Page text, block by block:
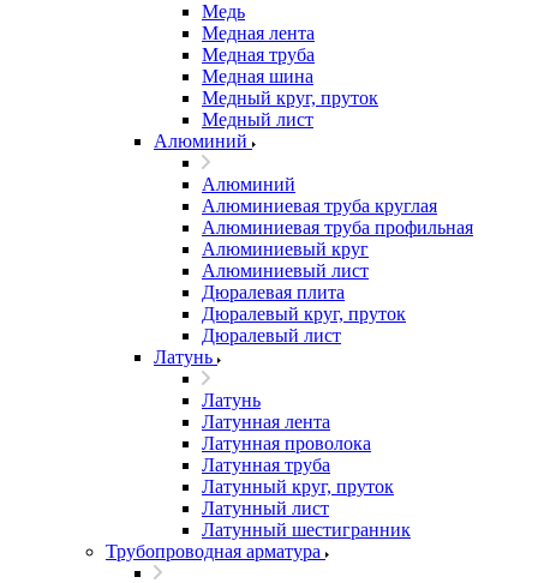
Медь
Медная лента
Медная труба
Медная шина
Медный круг, пруток
Медный лист
Алюминий
Алюминий
Алюминиевая труба круглая
Алюминиевая труба профильная
Алюминиевый круг
Алюминиевый лист
Дюралевая плита
Дюралевый круг, пруток
Дюралевый лист
Латунь
Латунь
Латунная лента
Латунная проволока
Латунная труба
Латунный круг, пруток
Латунный лист
Латунный шестигранник
Трубопроводная арматура